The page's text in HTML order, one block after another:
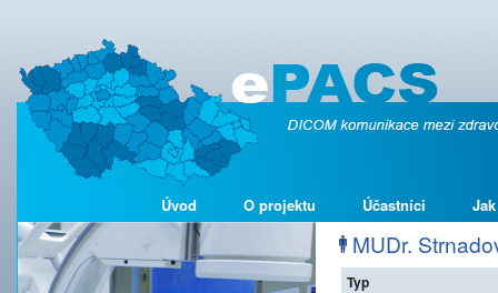
Úvod O projektu Účastníci
MUDr.
Typ